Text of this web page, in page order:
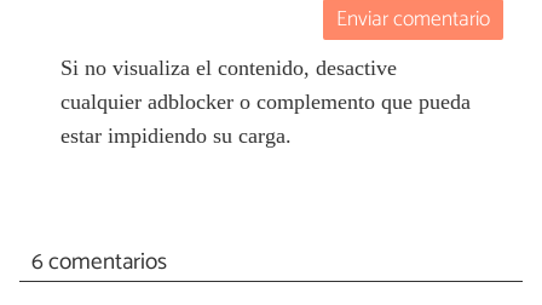
Enviar comentario
Si no visualiza el contenido, desactive
cualquier adblocker o complemento que pueda
estar impidiendo su carga.
6 comentarios